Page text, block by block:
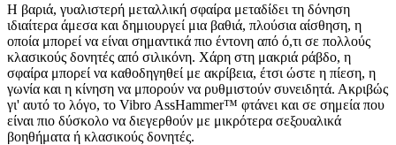
Η βαριά, γυαλιστερή μεταλλική σφαίρα μεταδίδει τη δόνηση
ιδιαίτερα άμεσα και δημιουργεί μια βαθιά, πλούσια αίσθηση, η
οποία μπορεί να είναι σημαντικά πιο έντονη από ό,τι σε πολλούς
κλασικούς δονητές από σιλικόνη. Χάρη στη μακριά ράβδο, η
σφαίρα μπορεί να καθοδηγηθεί με ακρίβεια, έτσι ώστε η πίεση, η
γωνία και η κίνηση να μπορούν να ρυθμιστούν συνειδητά. Ακριβώς
γι' αυτό το λόγο, το Vibro AssHammer™ φτάνει και σε σημεία που
είναι πιο δύσκολο να διεγερθούν με μικρότερα σεξουαλικά
βοηθήματα ή κλασικούς δονητές.